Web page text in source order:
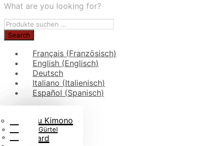
Kinder-Judogis
Gürtelrollen
Judo-Taschen
Judo Fanartikel
Judo-Bücher
Aus Judo-Stoff
Jiu-Jitsu Kimono
Jiu-Jitsu Gürtel
Rashguard
FAQs
What are you looking for?
Français (Französisch)
English (Englisch)
Deutsch
Italiano (Italienisch)
Español (Spanisch)